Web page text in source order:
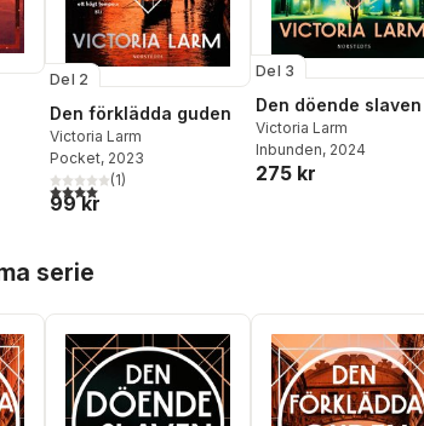
antal röster:
Del 2
Den förklädda guden
Victoria Larm
Pocket, 2023
4,0utav 5 stjärnor. Totalt antal röster:
(1)
99 kr
Del 3
Den döende slaven
Victoria Larm
Inbunden, 2024
275 kr
serie